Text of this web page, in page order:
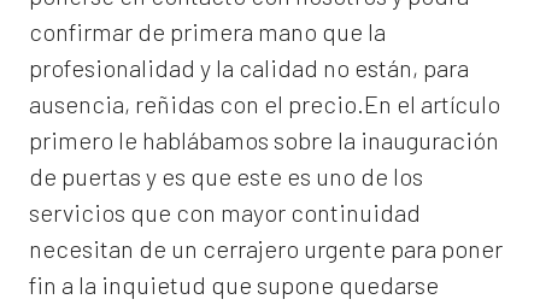
confirmar de primera mano que la
profesionalidad y la calidad no están, para
ausencia, reñidas con el precio.En el artículo
primero le hablábamos sobre la inauguración
de puertas y es que este es uno de los
servicios que con mayor continuidad
necesitan de un cerrajero urgente para poner
fin a la inquietud que supone quedarse